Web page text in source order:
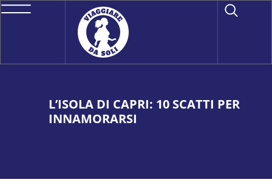
L’ISOLA DI CAPRI: 10 SCATTI PER
INNAMORARSI